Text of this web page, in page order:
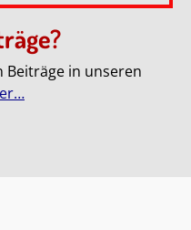
in unseren